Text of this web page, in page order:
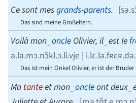
Ce sont mesgrands-parents. [
Das sind meine Großeltern.
Voilà mon ‿oncle Olivier, il‿est le
a.la.mɔ.nɔ̃kl.ɔ.li.vje |
Das ist mein Onkel Olivier, er ist der
Ma tanteet mon ‿oncleont deux ‿